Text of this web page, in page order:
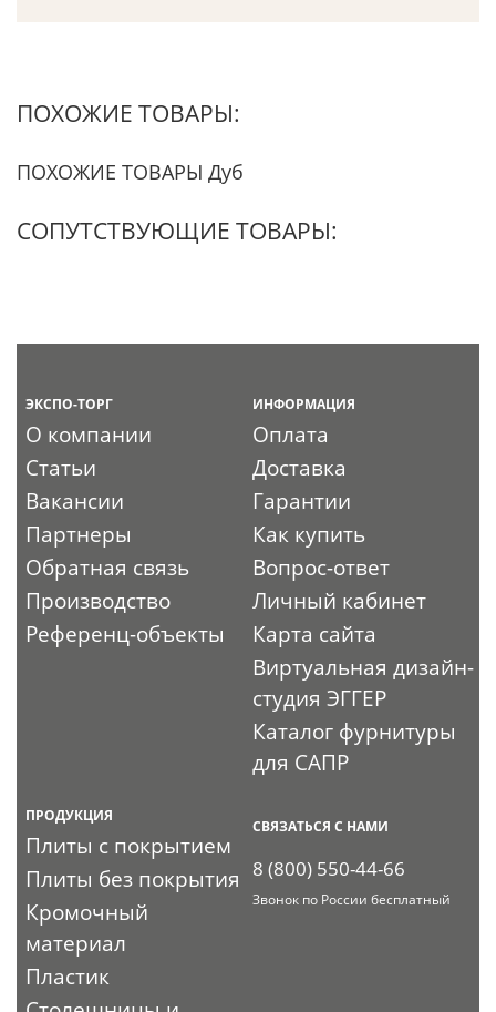
ПОХОЖИЕ ТОВАРЫ:
ПОХОЖИЕ ТОВАРЫ Дуб
СОПУТСТВУЮЩИЕ ТОВАРЫ:
ЭКСПО-ТОРГ
О компании
Статьи
Вакансии
Партнеры
Обратная связь
Производство
Референц-объекты
ИНФОРМАЦИЯ
Оплата
Доставка
Гарантии
Как купить
Вопрос-ответ
Личный кабинет
Карта сайта
Виртуальная дизайн-
студия ЭГГЕР
Каталог фурнитуры
для САПР
ПРОДУКЦИЯ
Плиты с покрытием
Плиты без покрытия
Кромочный
материал
Пластик
СВЯЗАТЬСЯ С НАМИ
8 (800) 550-44-66
Звонок по России бесплатный